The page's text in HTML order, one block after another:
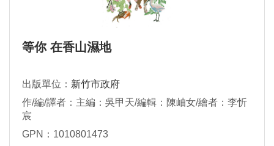
等你 在香山濕地
出版單位： 新竹市政府
作/編/譯者：主編：吳甲天/編輯：陳岫女/繪者：李忻
宸
GPN：1010801473